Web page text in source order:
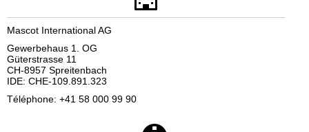
Mascot International AG
Gewerbehaus 1. OG
Güterstrasse 11
CH-8957 Spreitenbach
IDE: CHE-109.891.323
Téléphone: +41 58 000 99 90